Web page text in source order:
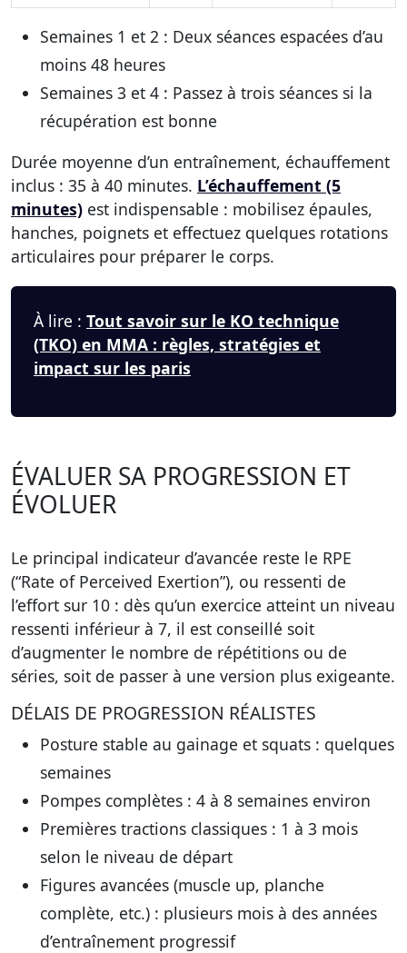
Semaines 1 et 2 : Deux séances espacées d’au
moins 48 heures
Semaines 3 et 4 : Passez à trois séances si la
récupération est bonne
Durée moyenne d’un entraînement, échauffement
inclus : 35 à 40 minutes. L’échauffement (5
minutes) est indispensable : mobilisez épaules,
hanches, poignets et effectuez quelques rotations
articulaires pour préparer le corps.
À lire : Tout savoir sur le KO technique
(TKO) en MMA : règles, stratégies et
impact sur les paris
ÉVALUER SA PROGRESSION ET
ÉVOLUER
Le principal indicateur d’avancée reste le RPE
(“Rate of Perceived Exertion”), ou ressenti de
l’effort sur 10 : dès qu’un exercice atteint un niveau
ressenti inférieur à 7, il est conseillé soit
d’augmenter le nombre de répétitions ou de
séries, soit de passer à une version plus exigeante.
DÉLAIS DE PROGRESSION RÉALISTES
Posture stable au gainage et squats : quelques
semaines
Pompes complètes : 4 à 8 semaines environ
Premières tractions classiques : 1 à 3 mois
selon le niveau de départ
Figures avancées (muscle up, planche
complète, etc.) : plusieurs mois à des années
d’entraînement progressif